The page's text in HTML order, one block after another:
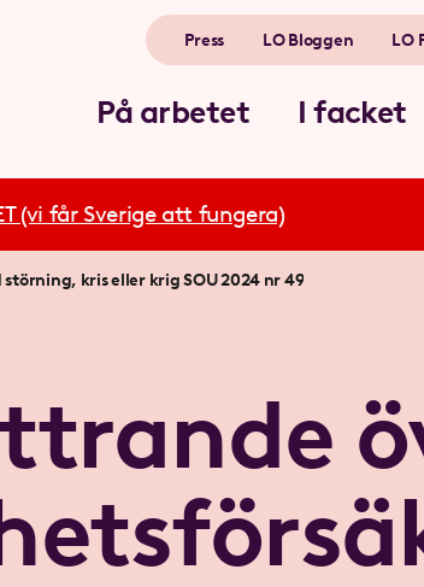
På arbetet I facket
Press LO Bloggen LO
(vi får Sverige att fungera)
kris eller krig SOU 2024 nr 49